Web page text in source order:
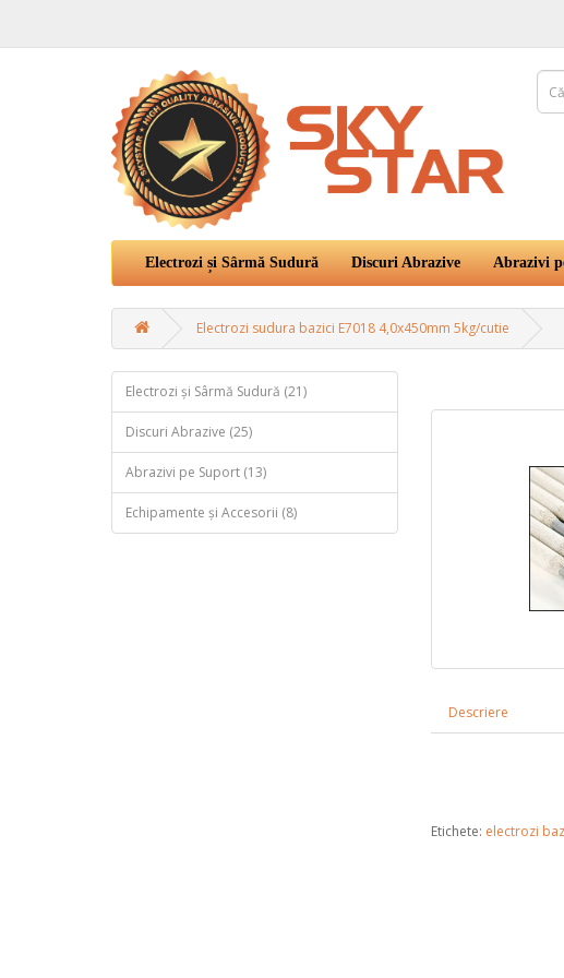
Electrozi și Sârmă Sudură Discuri Abrazive Abrazivi
Electrozi sudura bazici E7018 4,0x450mm 5kg/cutie
Electrozi și Sârmă Sudură (21)
Discuri Abrazive (25)
Abrazivi pe Suport (13)
Echipamente și Accesorii (8)
Descriere
Etichete: electrozi